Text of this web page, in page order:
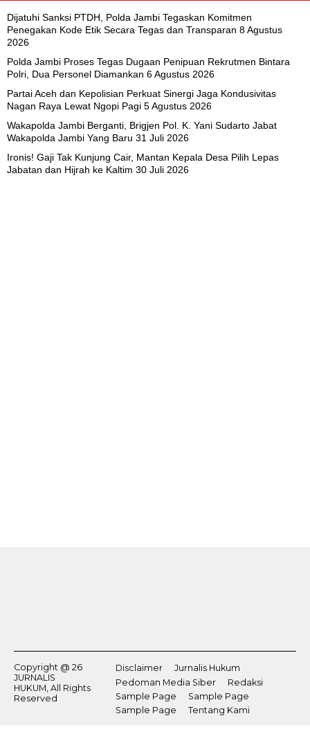
Dijatuhi Sanksi PTDH, Polda Jambi Tegaskan Komitmen
Penegakan Kode Etik Secara Tegas dan Transparan 8 Agustus
2026
Polda Jambi Proses Tegas Dugaan Penipuan Rekrutmen Bintara
Polri, Dua Personel Diamankan 6 Agustus 2026
Partai Aceh dan Kepolisian Perkuat Sinergi Jaga Kondusivitas
Nagan Raya Lewat Ngopi Pagi 5 Agustus 2026
Wakapolda Jambi Berganti, Brigjen Pol. K. Yani Sudarto Jabat
Wakapolda Jambi Yang Baru 31 Juli 2026
Ironis! Gaji Tak Kunjung Cair, Mantan Kepala Desa Pilih Lepas
Jabatan dan Hijrah ke Kaltim 30 Juli 2026
Copyright @ 26
JURNALIS
HUKUM, All Rights
Reserved
Disclaimer
Jurnalis Hukum
Pedoman Media Siber
Redaksi
Sample Page
Sample Page
Sample Page
Tentang Kami